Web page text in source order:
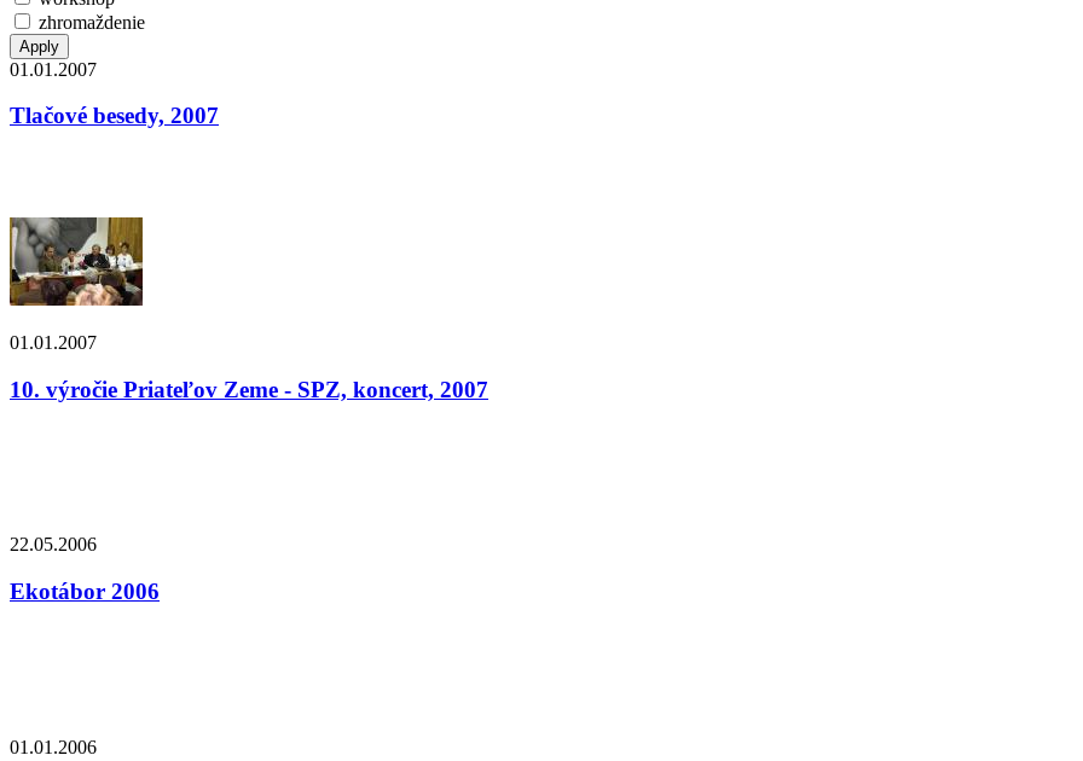
zhromaždenie
01.01.2007
Tlačové besedy, 2007
01.01.2007
10. výročie Priateľov Zeme - SPZ, koncert, 2007
22.05.2006
Ekotábor 2006
01.01.2006